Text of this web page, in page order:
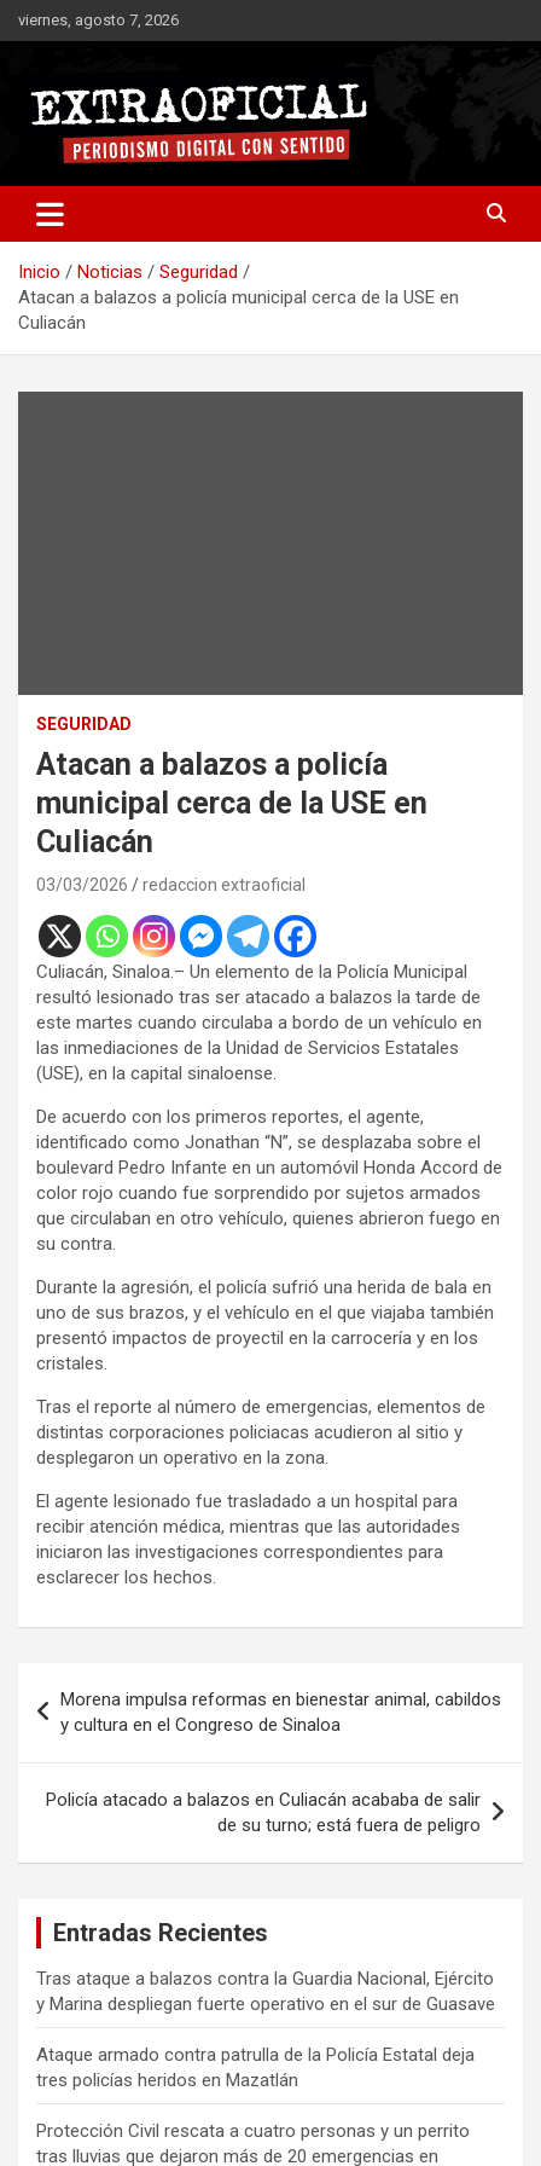
Saltar
al
viernes, agosto 7, 2026
Extraoficial
Inicio Noticias
Seguridad
Atacan a balazos a policía municipal cerca de la USE en
Culiacán
SEGURIDAD
Atacan a balazos a policía
municipal cerca de la USE en
Culiacán
03/03/2026 redaccion extraoficial
Culiacán, Sinaloa.– Un elemento de la Policía Municipal
resultó lesionado tras ser atacado a balazos la tarde de
este martes cuando circulaba a bordo de un vehículo en
las inmediaciones de la Unidad de Servicios Estatales
(USE), en la capital sinaloense.
De acuerdo con los primeros reportes, el agente,
identificado como Jonathan “N”, se desplazaba sobre el
boulevard Pedro Infante en un automóvil Honda Accord de
color rojo cuando fue sorprendido por sujetos armados
que circulaban en otro vehículo, quienes abrieron fuego en
su contra.
Durante la agresión, el policía sufrió una herida de bala en
uno de sus brazos, y el vehículo en el que viajaba también
presentó impactos de proyectil en la carrocería y en los
cristales.
Tras el reporte al número de emergencias, elementos de
distintas corporaciones policiacas acudieron al sitio y
desplegaron un operativo en la zona.
El agente lesionado fue trasladado a un hospital para
recibir atención médica, mientras que las autoridades
iniciaron las investigaciones correspondientes para
esclarecer los hechos.
de
entradas
Morena impulsa reformas en bienestar animal, cabildos
y cultura en el Congreso de Sinaloa
Policía atacado a balazos en Culiacán acababa de salir
de su turno; está fuera de peligro
Entradas Recientes
Tras ataque a balazos contra la Guardia Nacional, Ejército
y Marina despliegan fuerte operativo en el sur de Guasave
Ataque armado contra patrulla de la Policía Estatal deja
tres policías heridos en Mazatlán
Protección Civil rescata a cuatro personas y un perrito
tras lluvias que dejaron más de 20 emergencias en